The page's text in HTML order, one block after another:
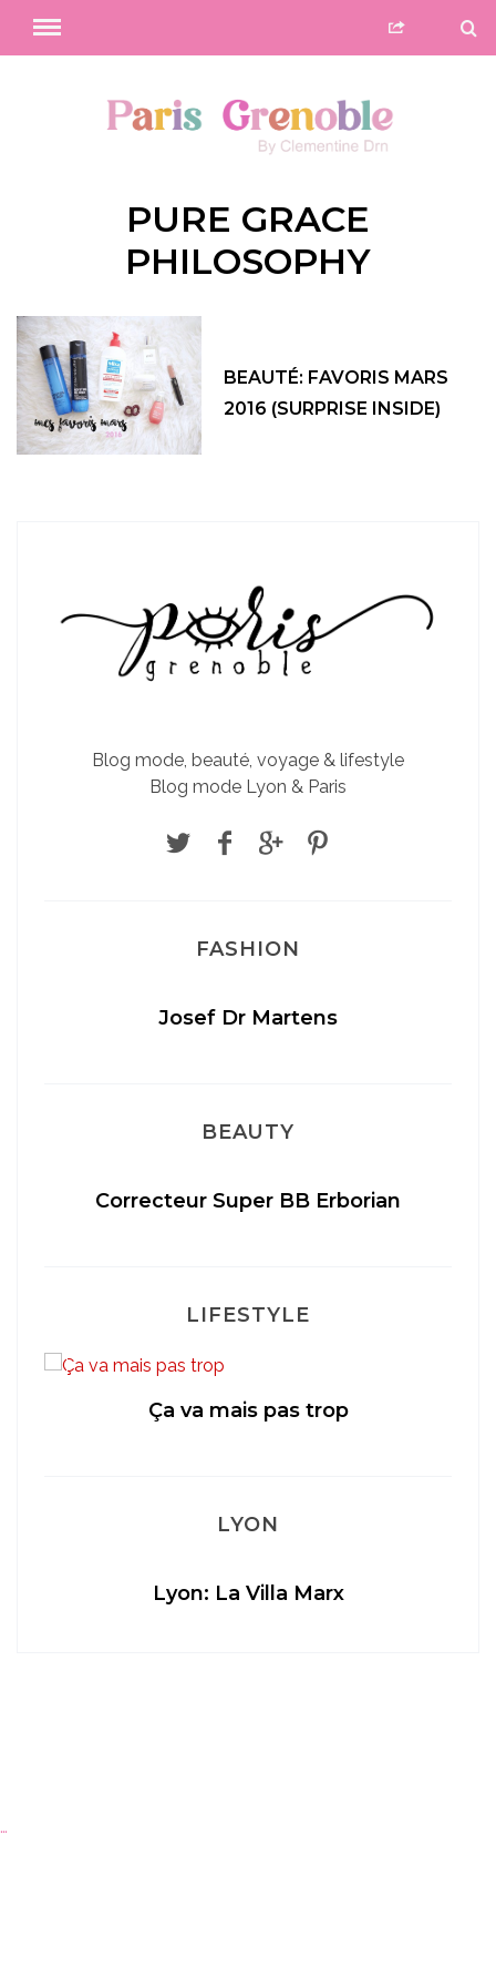
PURE GRACE
PHILOSOPHY
BEAUTÉ: FAVORIS MARS
2016 (SURPRISE INSIDE)
Blog mode, beauté, voyage & lifestyle
Blog mode Lyon & Paris
FASHION
Josef Dr Martens
BEAUTY
Correcteur Super BB Erborian
LIFESTYLE
Ça va mais pas trop
LYON
Lyon: La Villa Marx
…